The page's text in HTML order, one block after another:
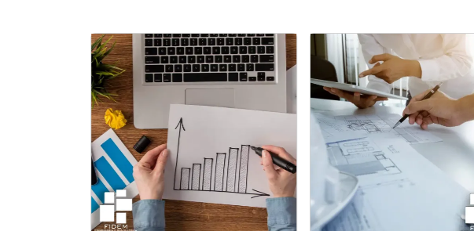
Assessoria em Engenharia civil
no Rio Grande do Sul
Gestão de Recursos
projetos